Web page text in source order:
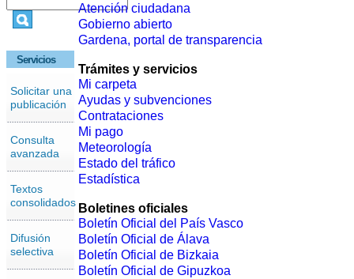
Servicios
Solicitar una
publicación
Consulta
avanzada
Textos
consolidados
Difusión
selectiva
Atención ciudadana
Gobierno abierto
Gardena, portal de transparencia
Trámites y servicios
Mi carpeta
Ayudas y subvenciones
Contrataciones
Mi pago
Meteorología
Estado del tráfico
Estadística
Boletines oficiales
Boletín Oficial del País Vasco
Boletín Oficial de Álava
Boletín Oficial de Bizkaia
Boletín Oficial de Gipuzkoa